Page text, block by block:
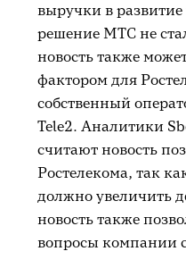
выручки в
решение МТС не
новость также
фактором для
собственный
Tele2. Аналитики
считают новость
Ростелекома, так
должно увеличить
новость также
вопросы компании